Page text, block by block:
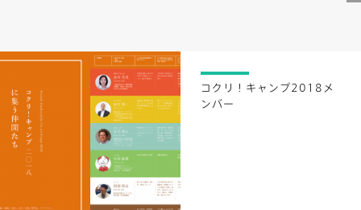
コクリ！キャンプ2018メ
ンバー